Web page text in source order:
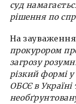
суд
рішення по
На
прокурором
загрозу
різкий формі
ОБСЄ в Україні